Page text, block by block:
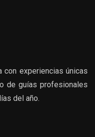
con experiencias únicas
de guías profesionales
del año.